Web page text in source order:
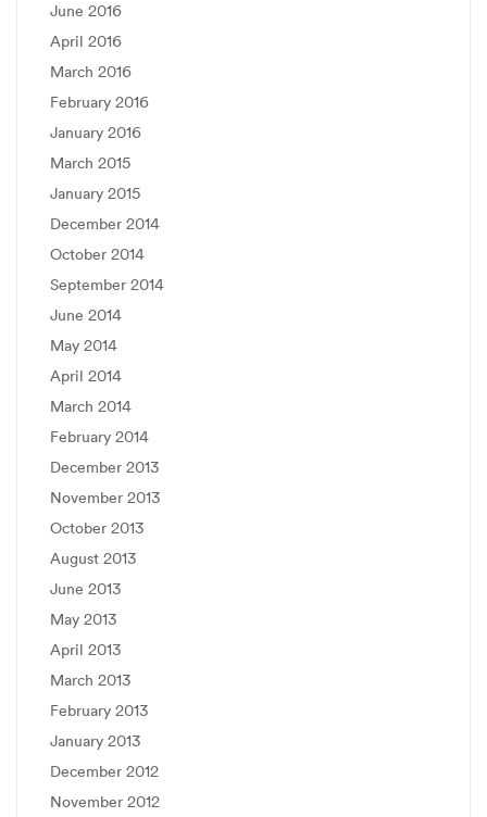
June 2016
April 2016
March 2016
February 2016
January 2016
March 2015
January 2015
December 2014
October 2014
September 2014
June 2014
May 2014
April 2014
March 2014
February 2014
December 2013
November 2013
October 2013
August 2013
June 2013
May 2013
April 2013
March 2013
February 2013
January 2013
December 2012
November 2012